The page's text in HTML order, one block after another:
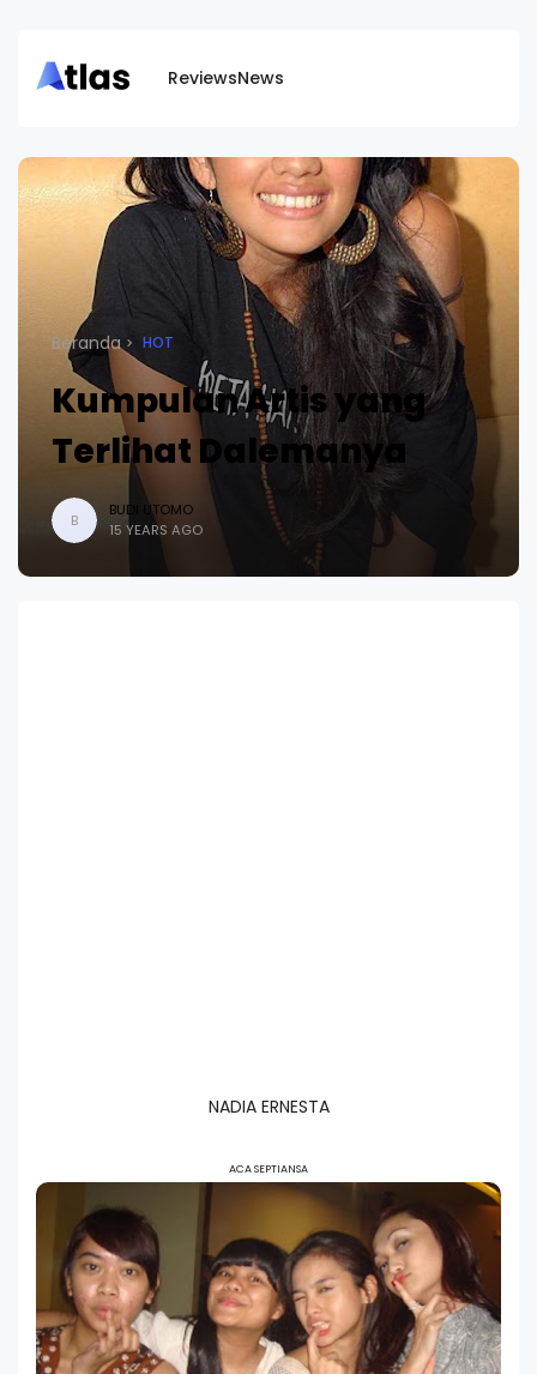
ReviewsNews
Beranda HOT
Kumpulan Artis yang
Terlihat Dalemanya
B
BUDI UTOMO
15 YEARS AGO
NADIA ERNESTA
ACA SEPTIANSA